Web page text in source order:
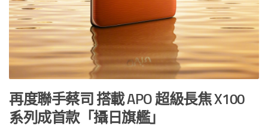
再度聯手蔡司 搭載 APO 超級長焦 X100
系列成首款「攝日旗艦」